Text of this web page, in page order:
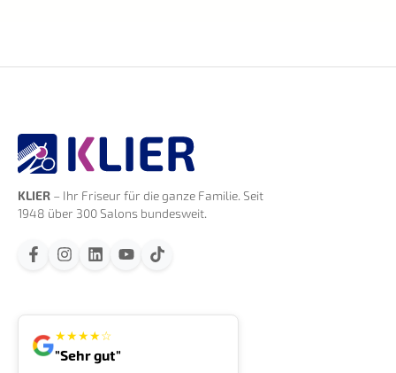
KLIER – Ihr Friseur für die ganze Familie. Seit
1948 über 300 Salons bundesweit.
★★★★☆
"Sehr gut"